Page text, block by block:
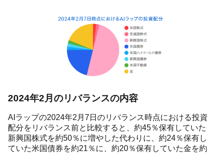
2024年2月のリバランスの内容
AIラップの2024年2月7日のリバランス時点における投資
配分をリバランス前と比較すると、約45％保有していた
新興国株式を約50％に増やした代わりに、約24％保有し
ていた米国債券を約21％に、約20％保有していた金を約